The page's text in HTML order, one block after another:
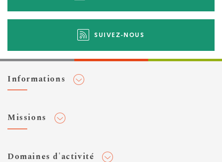
SUIVEZ-NOUS
Informations
Flux RSS
Missions
Domaines d'activité